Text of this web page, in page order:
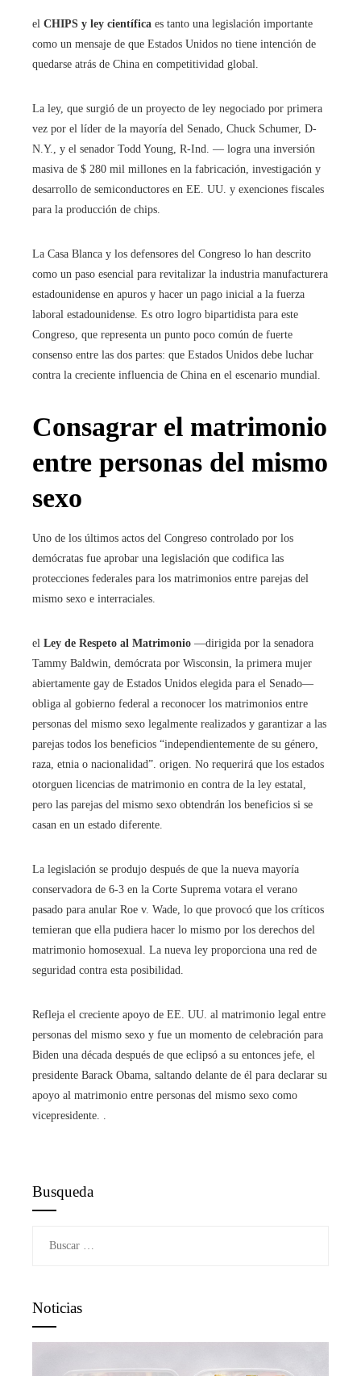
el CHIPS y ley científica es tanto una legislación importante
como un mensaje de que Estados Unidos no tiene intención de
quedarse atrás de China en competitividad global.
La ley, que surgió de un proyecto de ley negociado por primera
vez por el líder de la mayoría del Senado, Chuck Schumer, D-
N.Y., y el senador Todd Young, R-Ind. — logra una inversión
masiva de $ 280 mil millones en la fabricación, investigación y
desarrollo de semiconductores en EE. UU. y exenciones fiscales
para la producción de chips.
La Casa Blanca y los defensores del Congreso lo han descrito
como un paso esencial para revitalizar la industria manufacturera
estadounidense en apuros y hacer un pago inicial a la fuerza
laboral estadounidense. Es otro logro bipartidista para este
Congreso, que representa un punto poco común de fuerte
consenso entre las dos partes: que Estados Unidos debe luchar
contra la creciente influencia de China en el escenario mundial.
Consagrar el matrimonio
entre personas del mismo
sexo
Uno de los últimos actos del Congreso controlado por los
demócratas fue aprobar una legislación que codifica las
protecciones federales para los matrimonios entre parejas del
mismo sexo e interraciales.
el Ley de Respeto al Matrimonio —dirigida por la senadora
Tammy Baldwin, demócrata por Wisconsin, la primera mujer
abiertamente gay de Estados Unidos elegida para el Senado—
obliga al gobierno federal a reconocer los matrimonios entre
personas del mismo sexo legalmente realizados y garantizar a las
parejas todos los beneficios “independientemente de su género,
raza, etnia o nacionalidad”. origen. No requerirá que los estados
otorguen licencias de matrimonio en contra de la ley estatal,
pero las parejas del mismo sexo obtendrán los beneficios si se
casan en un estado diferente.
La legislación se produjo después de que la nueva mayoría
conservadora de 6-3 en la Corte Suprema votara el verano
pasado para anular Roe v. Wade, lo que provocó que los críticos
temieran que ella pudiera hacer lo mismo por los derechos del
matrimonio homosexual. La nueva ley proporciona una red de
seguridad contra esta posibilidad.
Refleja el creciente apoyo de EE. UU. al matrimonio legal entre
personas del mismo sexo y fue un momento de celebración para
Biden una década después de que eclipsó a su entonces jefe, el
presidente Barack Obama, saltando delante de él para declarar su
apoyo al matrimonio entre personas del mismo sexo como
vicepresidente. .
Busqueda
Noticias